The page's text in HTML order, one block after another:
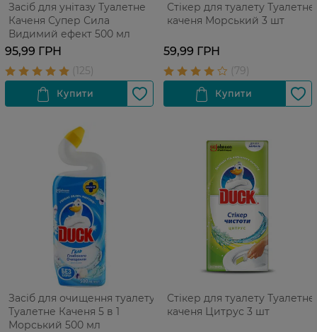
Засіб для унітазу Туалетне
Каченя Супер Сила
Видимий ефект 500 мл
95,99 ГРН
Стікер для туалету Туалетне
каченя Морський 3 шт
59,99 ГРН
Засіб для очищення туалету
Туалетне Каченя 5 в 1
Морський 500 мл
Стікер для туалету Туалетне
каченя Цитрус 3 шт